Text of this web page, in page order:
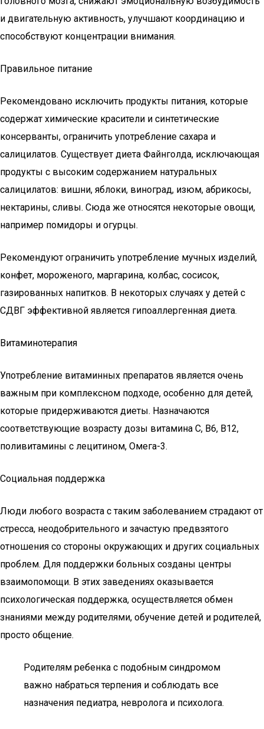
и двигательную активность, улучшают координацию и
способствуют концентрации внимания.
Правильное питание
Рекомендовано исключить продукты питания, которые
содержат химические красители и синтетические
консерванты, ограничить употребление сахара и
салицилатов. Существует диета Файнголда, исключающая
продукты с высоким содержанием натуральных
салицилатов: вишни, яблоки, виноград, изюм, абрикосы,
нектарины, сливы. Сюда же относятся некоторые овощи,
например помидоры и огурцы.
Рекомендуют ограничить употребление мучных изделий,
конфет, мороженого, маргарина, колбас, сосисок,
газированных напитков. В некоторых случаях у детей с
СДВГ эффективной является гипоаллергенная диета.
Витаминотерапия
Употребление витаминных препаратов является очень
важным при комплексном подходе, особенно для детей,
которые придерживаются диеты. Назначаются
соответствующие возрасту дозы витамина С, В6, В12,
поливитамины с лецитином, Омега-3.
Социальная поддержка
Люди любого возраста с таким заболеванием страдают от
стресса, неодобрительного и зачастую предвзятого
отношения со стороны окружающих и других социальных
проблем. Для поддержки больных созданы центры
взаимопомощи. В этих заведениях оказывается
психологическая поддержка, осуществляется обмен
знаниями между родителями, обучение детей и родителей,
просто общение.
Родителям ребенка с подобным синдромом
важно набраться терпения и соблюдать все
назначения педиатра, невролога и психолога.